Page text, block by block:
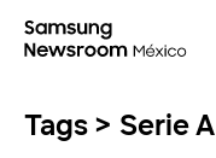
Tags > Serie A